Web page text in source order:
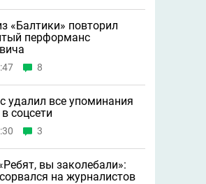
«Балтики» повторил
перформанс
8
удалил все упоминания
соцсети
3
вы заколебали»:
на журналистов